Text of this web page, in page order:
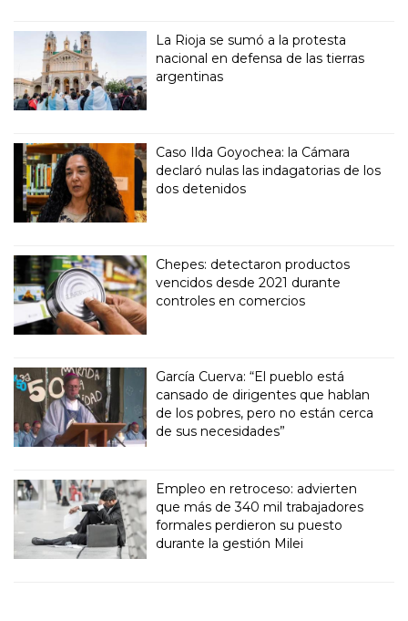
La Rioja se sumó a la protesta
nacional en defensa de las tierras
argentinas
Caso Ilda Goyochea: la Cámara
declaró nulas las indagatorias de los
dos detenidos
Chepes: detectaron productos
vencidos desde 2021 durante
controles en comercios
García Cuerva: “El pueblo está
cansado de dirigentes que hablan
de los pobres, pero no están cerca
de sus necesidades”
Empleo en retroceso: advierten
que más de 340 mil trabajadores
formales perdieron su puesto
durante la gestión Milei